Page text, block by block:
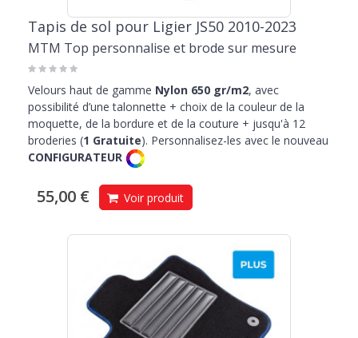
Tapis de sol pour Ligier JS50 2010-2023
MTM Top personnalise et brode sur mesure
Velours haut de gamme Nylon 650 gr/m2, avec
possibilité d’une talonnette + choix de la couleur de la
moquette, de la bordure et de la couture + jusqu'à 12
broderies (1 Gratuite). Personnalisez-les avec le nouveau
CONFIGURATEUR
55,00 € Voir produit